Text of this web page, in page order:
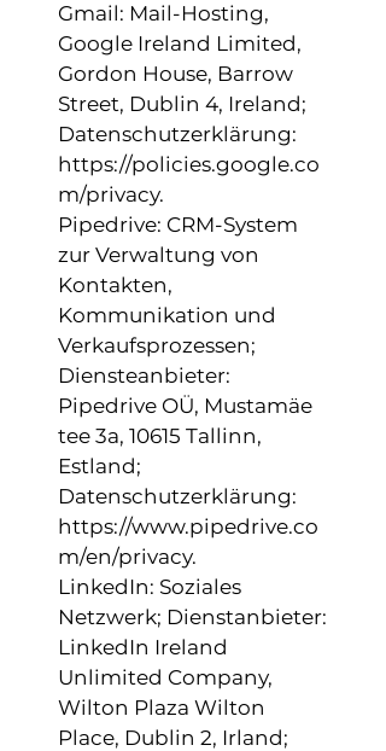
Gmail: Mail-Hosting,
Google Ireland Limited,
Gordon House, Barrow
Street, Dublin 4, Ireland;
Datenschutzerklärung:
https://policies.google.co
m/privacy.
Pipedrive: CRM-System
zur Verwaltung von
Kontakten,
Kommunikation und
Verkaufsprozessen;
Diensteanbieter:
Pipedrive OÜ, Mustamäe
tee 3a, 10615 Tallinn,
Estland;
Datenschutzerklärung:
https://www.pipedrive.co
m/en/privacy.
LinkedIn: Soziales
Netzwerk; Dienstanbieter:
LinkedIn Ireland
Unlimited Company,
Wilton Plaza Wilton
Place, Dublin 2, Irland;